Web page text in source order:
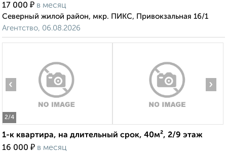
17 000 ₽ в месяц
Северный жилой район, мкр. ПИКС, Привокзальная 16/1
Агентство, 06.08.2026
2/4
‹ ›
1-к квартира, на длительный срок, 40м², 2/9 этаж
16 000 ₽ в месяц